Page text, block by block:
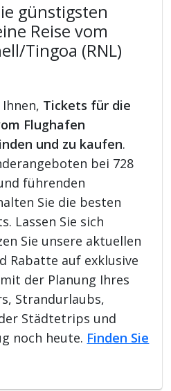
günstigsten
Reise vom
Tingoa (RNL)
Tickets für die
Flughafen
und zu kaufen.
bei 728
führenden
Sie die besten
Lassen Sie sich
Sie unsere aktuellen
Rabatte auf exklusive
der Planung Ihres
Strandurlaubs,
Städtetrips und
noch heute. Finden Sie